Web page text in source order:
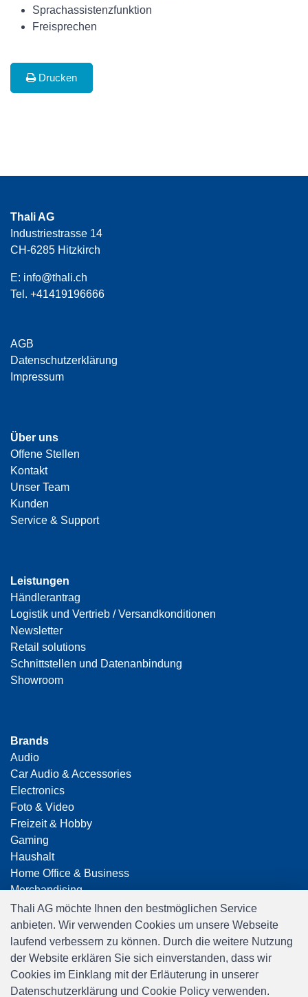
Sprachassistenzfunktion
Freisprechen
Drucken
Thali AG
Industriestrasse 14
CH-6285 Hitzkirch
E: info@thali.ch
Tel. +41419196666
AGB
Datenschutzerklärung
Impressum
Über uns
Offene Stellen
Kontakt
Unser Team
Kunden
Service & Support
Leistungen
Händlerantrag
Logistik und Vertrieb / Versandkonditionen
Newsletter
Retail solutions
Schnittstellen und Datenanbindung
Showroom
Brands
Audio
Car Audio & Accessories
Electronics
Foto & Video
Freizeit & Hobby
Gaming
Haushalt
Home Office & Business
Merchandising
Smart Home
Spielwaren
Travel
Thali AG möchte Ihnen den bestmöglichen Service
anbieten. Wir verwenden Cookies um unsere Webseite
laufend verbessern zu können. Durch die weitere Nutzung
der Website erklären Sie sich einverstanden, dass wir
Cookies im Einklang mit der Erläuterung in unserer
Datenschutzerklärung und Cookie Policy verwenden.